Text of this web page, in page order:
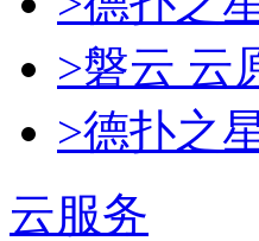
>磐云 云
>德扑之
云服务